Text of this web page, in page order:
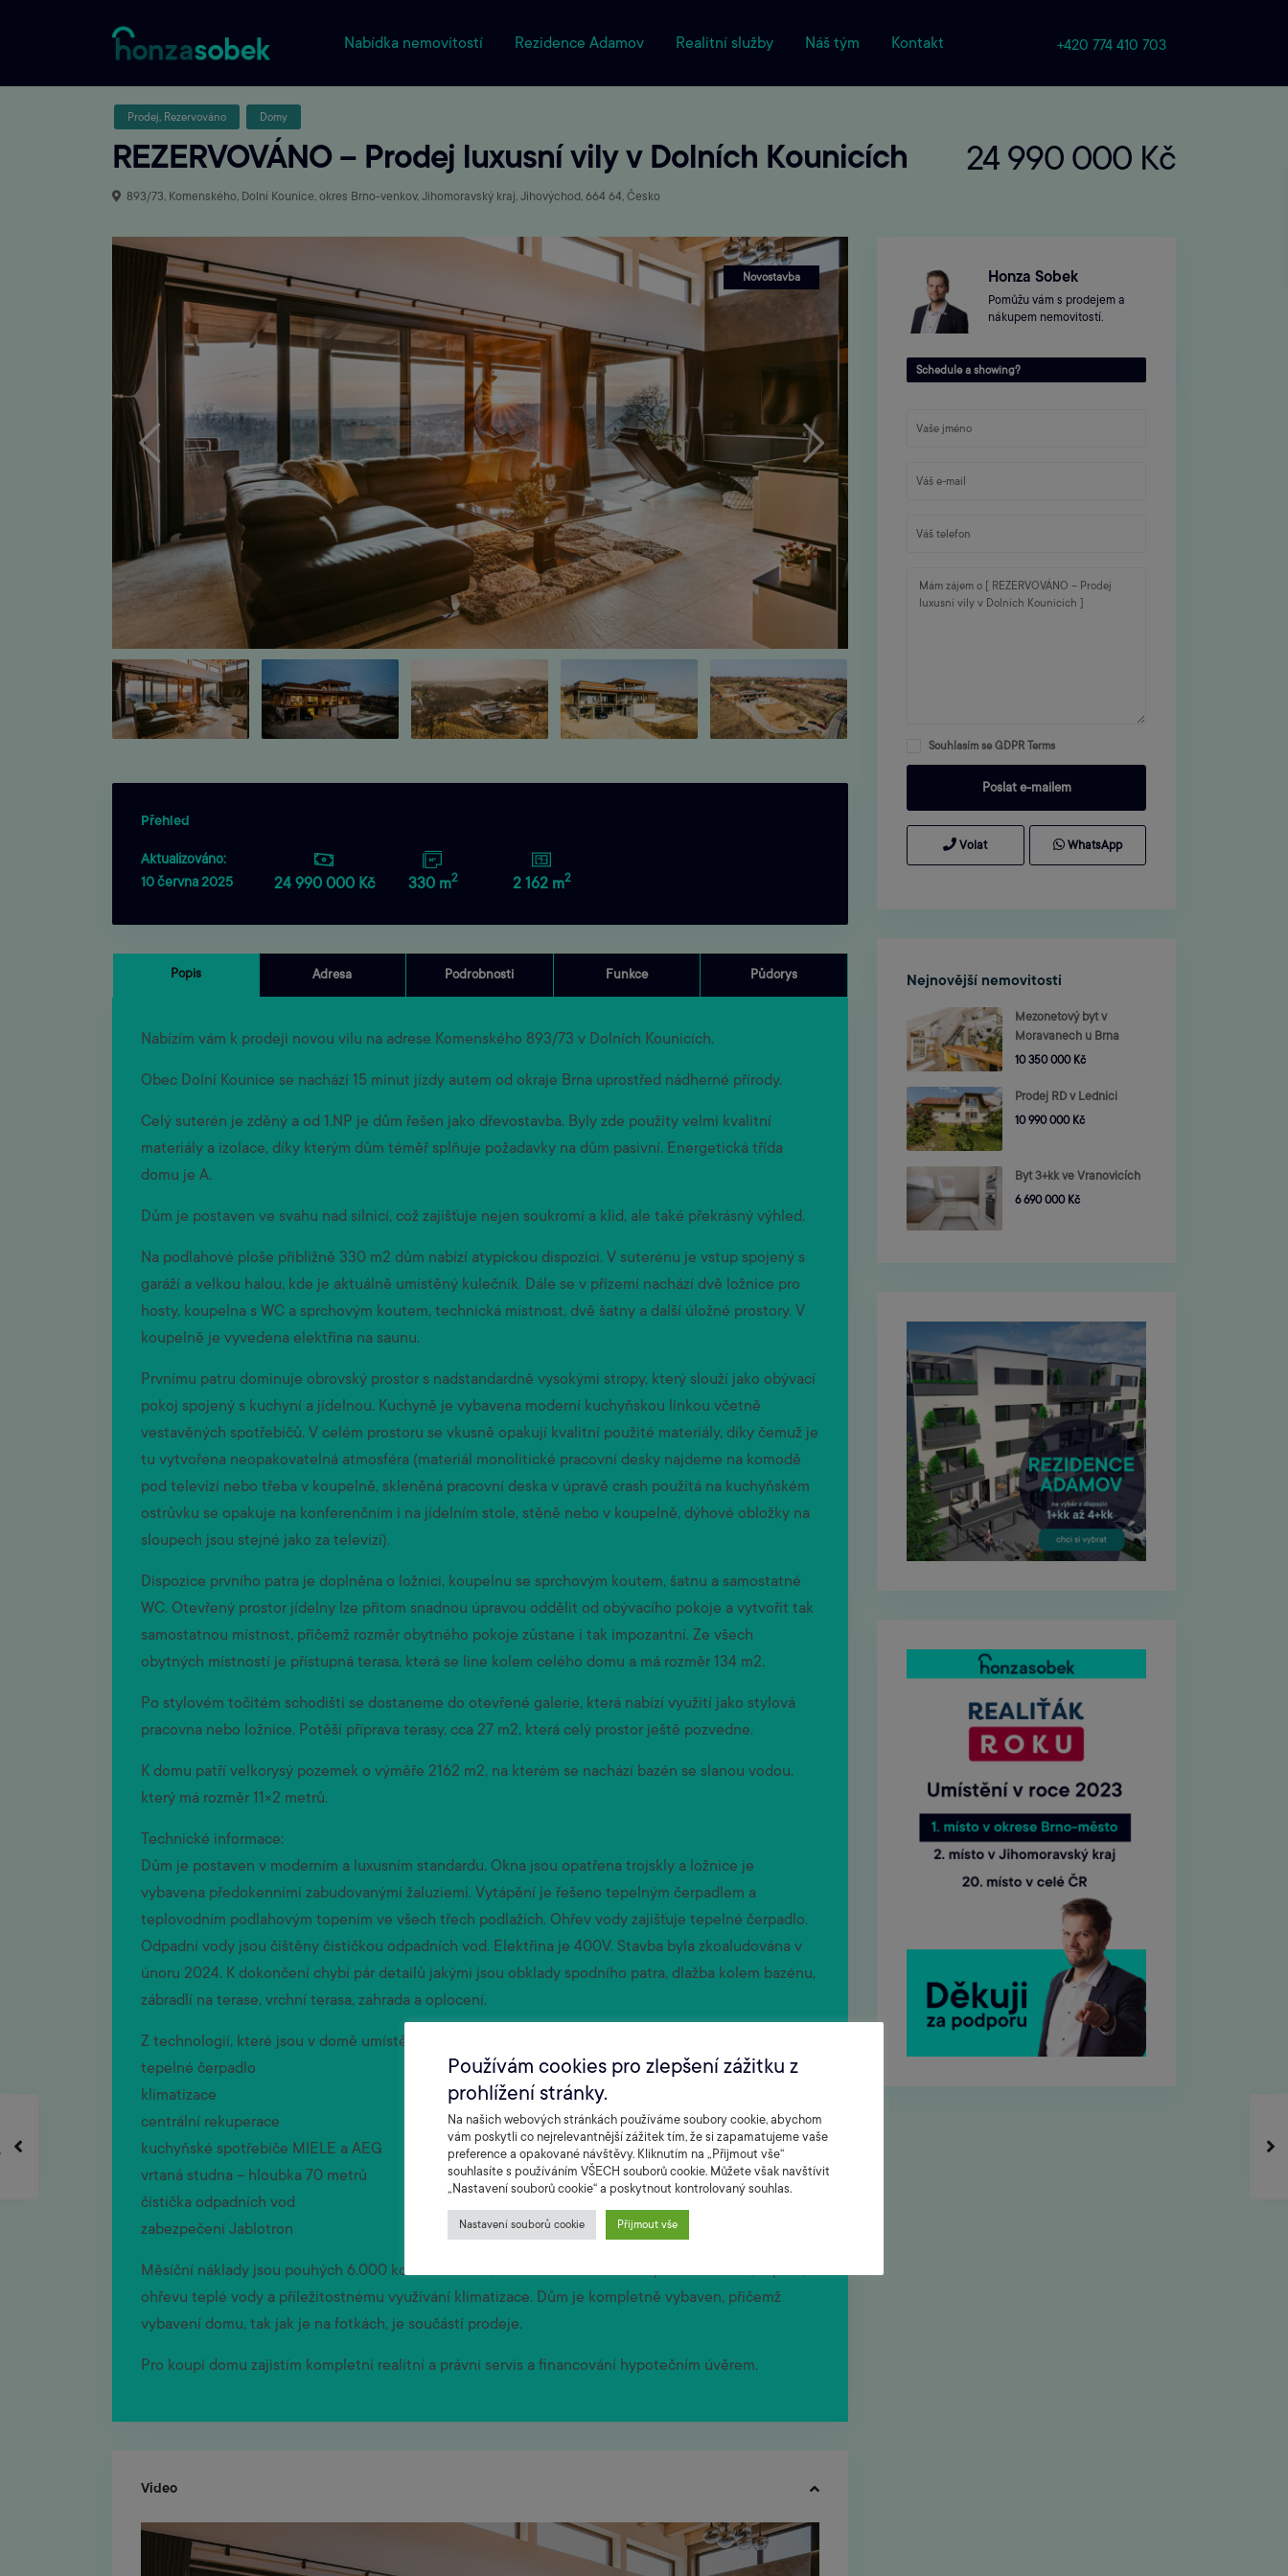
+420 774 410 703
Nabídka nemovitostí Rezidence Adamov Realitní služby Náš tým Kontakt
Prodej, Rezervováno Domy
REZERVOVÁNO – Prodej luxusní vily v Dolních Kounicích 24 990 000 Kč
893/73, Komenského, Dolní Kounice, okres Brno-venkov, Jihomoravský kraj, Jihovýchod, 664 64, Česko
Sdílet Tisk
Novostavba
Přehled
Aktualizováno:
10 června 2025
24 990 000 Kč 330 m2 2 162 m2
Popis Adresa Podrobnosti Funkce Půdorys
Nabízím vám k prodeji novou vilu na adrese Komenského 893/73 v Dolních Kounicích.
Obec Dolní Kounice se nachází 15 minut jízdy autem od okraje Brna uprostřed nádherné přírody.
Celý suterén je zděný a od 1.NP je dům řešen jako dřevostavba. Byly zde použity velmi kvalitní
materiály a izolace, díky kterým dům téměř splňuje požadavky na dům pasivní. Energetická třída
domu je A.
Dům je postaven ve svahu nad silnicí, což zajišťuje nejen soukromí a klid, ale také překrásný výhled.
Na podlahové ploše přibližně 330 m2 dům nabízí atypickou dispozici. V suterénu je vstup spojený s
garáží a velkou halou, kde je aktuálně umístěný kulečník. Dále se v přízemí nachází dvě ložnice pro
hosty, koupelna s WC a sprchovým koutem, technická místnost, dvě šatny a další úložné prostory. V
koupelně je vyvedena elektřina na saunu.
Prvnímu patru dominuje obrovský prostor s nadstandardně vysokými stropy, který slouží jako obývací
pokoj spojený s kuchyní a jídelnou. Kuchyně je vybavena moderní kuchyňskou linkou včetně
vestavěných spotřebičů. V celém prostoru se vkusně opakují kvalitní použité materiály, díky čemuž je
tu vytvořena neopakovatelná atmosféra (materiál monolitické pracovní desky najdeme na komodě
pod televizí nebo třeba v koupelně, skleněná pracovní deska v úpravě crash použitá na kuchyňském
ostrůvku se opakuje na konferenčním i na jídelním stole, stěně nebo v koupelně, dýhové obložky na
sloupech jsou stejné jako za televizí).
Dispozice prvního patra je doplněna o ložnici, koupelnu se sprchovým koutem, šatnu a samostatné
WC. Otevřený prostor jídelny lze přitom snadnou úpravou oddělit od obývacího pokoje a vytvořit tak
samostatnou místnost, přičemž rozměr obytného pokoje zůstane i tak impozantní. Ze všech
obytných místností je přístupná terasa, která se line kolem celého domu a má rozměr 134 m2.
Po stylovém točitém schodišti se dostaneme do otevřené galerie, která nabízí využití jako stylová
pracovna nebo ložnice. Potěší příprava terasy, cca 27 m2, která celý prostor ještě pozvedne.
K domu patří velkorysý pozemek o výměře 2162 m2, na kterém se nachází bazén se slanou vodou,
který má rozměr 11×2 metrů.
Technické informace:
Dům je postaven v moderním a luxusním standardu. Okna jsou opatřena trojskly a ložnice je
vybavena předokenními zabudovanými žaluziemi. Vytápění je řešeno tepelným čerpadlem a
teplovodním podlahovým topením ve všech třech podlažích. Ohřev vody zajišťuje tepelné čerpadlo.
Odpadní vody jsou čištěny čističkou odpadních vod. Elektřina je 400V. Stavba byla zkoaludována v
únoru 2024. K dokončení chybí pár detailů jakými jsou obklady spodního patra, dlažba kolem bazénu,
zábradlí na terase, vrchní terasa, zahrada a oplocení.
Z technologií, které jsou v domě umístěny najdeme:
tepelné čerpadlo
klimatizace
centrální rekuperace
kuchyňské spotřebiče MIELE a AEG
vrtaná studna – hloubka 70 metrů
čistička odpadních vod
zabezpečení Jablotron
Měsíční náklady jsou pouhých 6.000 korun měsíčně, a to včetně nákladů na provoz bazénu, topení,
ohřevu teplé vody a příležitostnému využívání klimatizace. Dům je kompletně vybaven, přičemž
vybavení domu, tak jak je na fotkách, je součástí prodeje.
Pro koupi domu zajistím kompletní realitní a právní servis a financování hypotečním úvěrem.
Video
Honza Sobek
Pomůžu vám s prodejem a
nákupem nemovitostí.
Schedule a showing?
Souhlasím seGDPR Terms
Volat WhatsApp
Nejnovější nemovitosti
Mezonetový byt v
Moravanech u Brna
10 350 000 Kč
Prodej RD v Lednici
10 990 000 Kč
Byt 3+kk ve Vranovicích
6 690 000 Kč
Používám cookies pro zlepšení zážitku z
prohlížení stránky.
Na našich webových stránkách používáme soubory cookie, abychom
vám poskytli co nejrelevantnější zážitek tím, že si zapamatujeme vaše
preference a opakované návštěvy. Kliknutím na „Přijmout vše“
souhlasíte s používáním VŠECH souborů cookie. Můžete však navštívit
„Nastavení souborů cookie“ a poskytnout kontrolovaný souhlas.
Nastavení souborů cookie Přijmout vše